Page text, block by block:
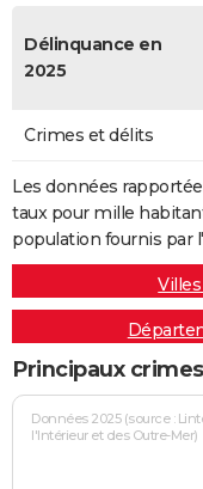
Délinquance en
2025
Crimes et délits
Les données
taux pour mille
population fournis par
Principaux
Données 2025 (source :
l'Intérieur et des Outre-Mer)